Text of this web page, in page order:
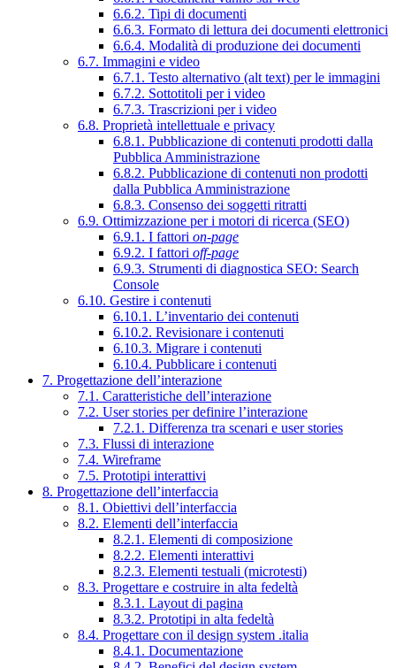
6.6.2. Tipi di documenti
6.6.3. Formato di lettura dei documenti elettronici
6.6.4. Modalità di produzione dei documenti
6.7. Immagini e video
6.7.1. Testo alternativo (alt text) per le immagini
6.7.2. Sottotitoli per i video
6.7.3. Trascrizioni per i video
6.8. Proprietà intellettuale e privacy
6.8.1. Pubblicazione di contenuti prodotti dalla
Pubblica Amministrazione
6.8.2. Pubblicazione di contenuti non prodotti
dalla Pubblica Amministrazione
6.8.3. Consenso dei soggetti ritratti
6.9. Ottimizzazione per i motori di ricerca (SEO)
6.9.1. I fattori on-page
6.9.2. I fattori off-page
6.9.3. Strumenti di diagnostica SEO: Search
Console
6.10. Gestire i contenuti
6.10.1. L’inventario dei contenuti
6.10.2. Revisionare i contenuti
6.10.3. Migrare i contenuti
6.10.4. Pubblicare i contenuti
7. Progettazione dell’interazione
7.1. Caratteristiche dell’interazione
7.2. User stories per definire l’interazione
7.2.1. Differenza tra scenari e user stories
7.3. Flussi di interazione
7.4. Wireframe
7.5. Prototipi interattivi
8. Progettazione dell’interfaccia
8.1. Obiettivi dell’interfaccia
8.2. Elementi dell’interfaccia
8.2.1. Elementi di composizione
8.2.2. Elementi interattivi
8.2.3. Elementi testuali (microtesti)
8.3. Progettare e costruire in alta fedeltà
8.3.1. Layout di pagina
8.3.2. Prototipi in alta fedeltà
8.4. Progettare con il design system .italia
8.4.1. Documentazione